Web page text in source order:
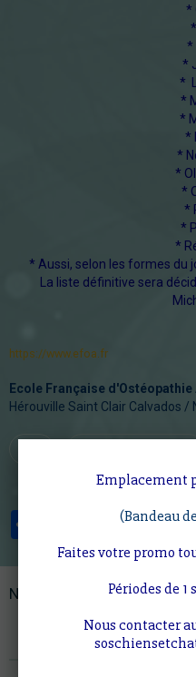
*
*
*
*
*
*
*
*
*
*
*
*
*
* Aussi, selon les formes du
La liste définitive sera
https://www.efoa.fr
Ecole Française d'Ostéopathie
Hérouville Saint Clair Calvados /
FacebookTwitterEmail
NOTRE PARRAIN
Trompette d'or, Coeur d'or
Emplacement
(Bandeau
Faites votre promo
Périodes de 1
Nous contacter